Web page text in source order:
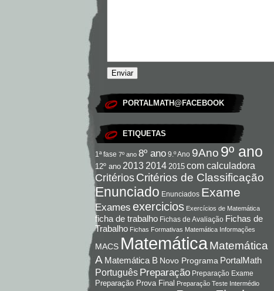
PORTALMATH@FACEBOOK
ETIQUETAS
1ª fase 7º ano 8º ano 9.º Ano 9Ano 9º ano
12º ano 2013 2014 2015 com calculadora
Critérios Critérios de Classificação
Enunciado Enunciados Exame
Exames exercicios Exercícios de Matemática
ficha de trabalho Fichas de Avaliação Fichas de
Trabalho Fichas Formativas Matemática Informações
MACS Matemática Matemática
A Matemática B Novo Programa PortalMath
Português Preparação Preparação Exame
Preparação Prova Final Preparação Teste Intermédio